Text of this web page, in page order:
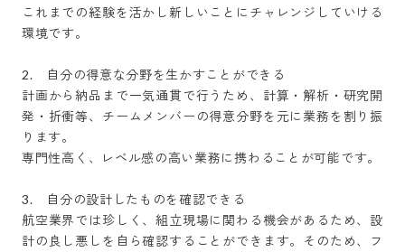
これまでの経験を活かし新しいことにチャレンジしていける
環境です。
2.　自分の得意な分野を生かすことができる
計画から納品まで一気通貫で行うため、計算・解析・研究開
発・折衝等、チームメンバーの得意分野を元に業務を割り振
ります。
専門性高く、レベル感の高い業務に携わることが可能です。
3.　自分の設計したものを確認できる
航空業界では珍しく、組立現場に関わる機会があるため、設
計の良し悪しを自ら確認することができます。そのため、フ